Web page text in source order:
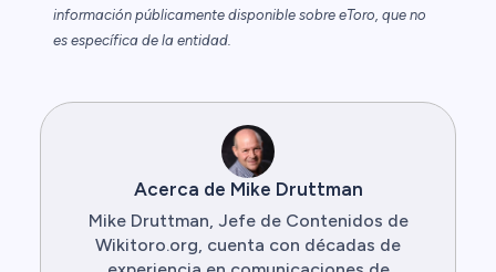
información públicamente disponible sobre eToro, que no
es específica de la entidad.
Acerca de Mike Druttman
Mike Druttman, Jefe de Contenidos de
Wikitoro.org, cuenta con décadas de